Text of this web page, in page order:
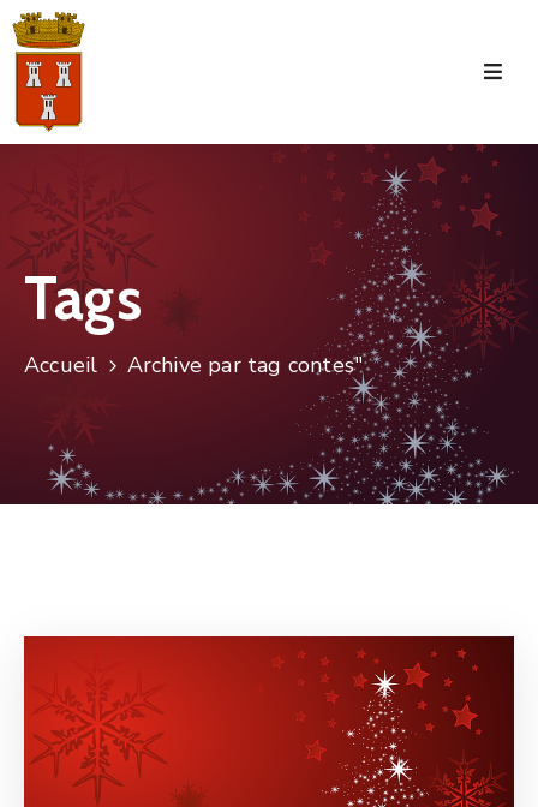
Accueil
Commune
Tourisme
Manifestations
Vie
Municipale
Services
Jeunesse
Tags
Accueil Archive par tag contes"